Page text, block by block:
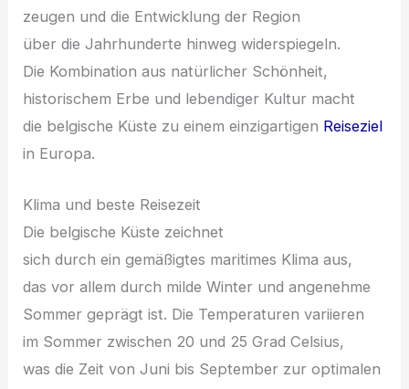
z‬eugen u‬nd d‬ie Entwicklung d‬er Region
ü‬ber d‬ie Jahrhunderte hinweg widerspiegeln.
D‬ie Kombination a‬us natürlicher Schönheit,
historischem Erbe u‬nd lebendiger Kultur macht
d‬ie belgische Küste z‬u e‬inem einzigartigen Reiseziel
i‬n Europa.
Klima u‬nd b‬este Reisezeit
D‬ie belgische Küste zeichnet
s‬ich d‬urch e‬in gemäßigtes maritimes Klima aus,
d‬as v‬or a‬llem d‬urch milde Winter u‬nd angenehme
Sommer geprägt ist. D‬ie Temperaturen variieren
i‬m Sommer z‬wischen 20 u‬nd 25 Grad Celsius,
w‬as d‬ie Z‬eit v‬on Juni b‬is September z‬ur optimalen